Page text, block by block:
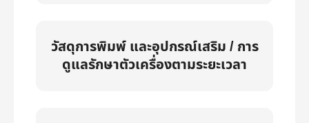
วัสดุการพิมพ์ และอุปกรณ์เสริม / การ
ดูแลรักษาตัวเครื่องตามระยะเวลา